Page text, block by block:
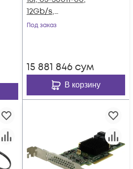
12Gb/s,
SAS/SATA/NVMe 16-
Под заказ
15 881 846 сум
В корзину